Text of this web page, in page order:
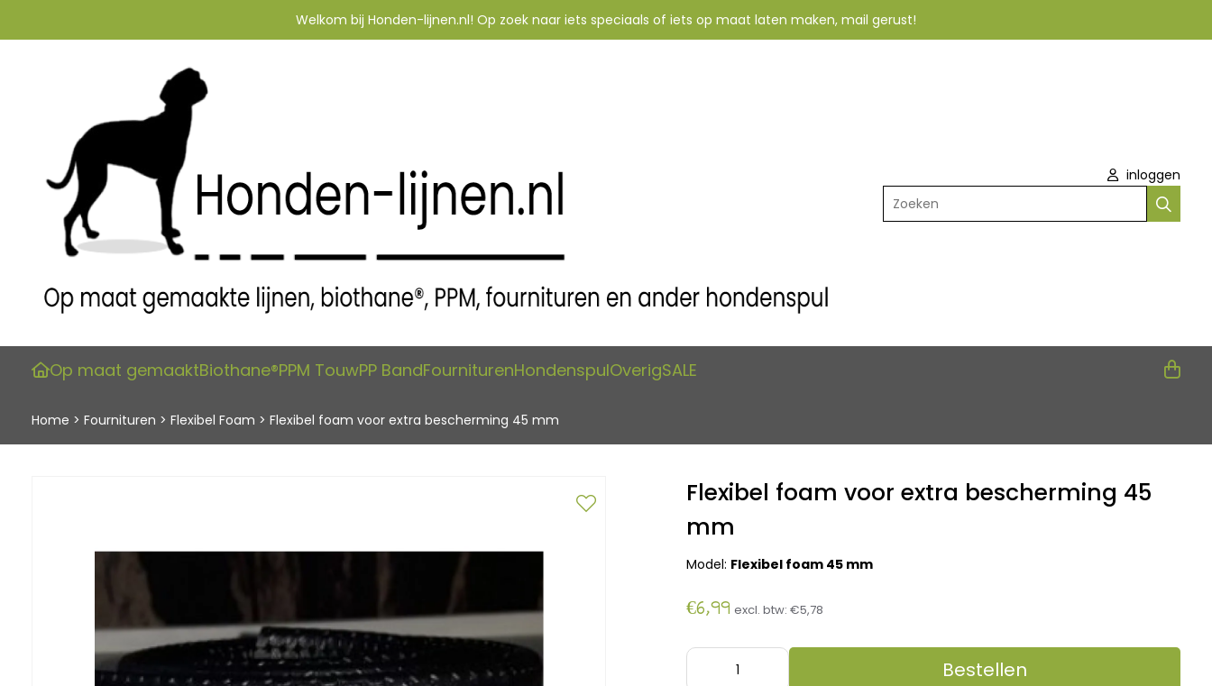
Welkom bij Honden-lijnen.nl! Op zoek naar iets speciaals of iets op maat laten maken, mail gerust!
inloggen
Zoeken
Op maat gemaaktBiothane®PPM TouwPP BandFourniturenHondenspulOverigSALE
Home > Fournituren > Flexibel Foam > Flexibel foam voor extra bescherming 45 mm
Flexibel foam voor extra bescherming 45
mm
Model: Flexibel foam 45 mm
€6,99 excl. btw:€5,78
Bestellen